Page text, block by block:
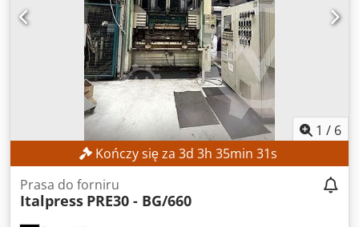
bezpieczeństwa Hydrauliczny system prasowania Prasa z
płytami grzewczymi Prasa do formowania
1 / 6
Kończy się za 3d 3h 35min 28s
Prasa do forniru
Italpress PRE30 - BG/660